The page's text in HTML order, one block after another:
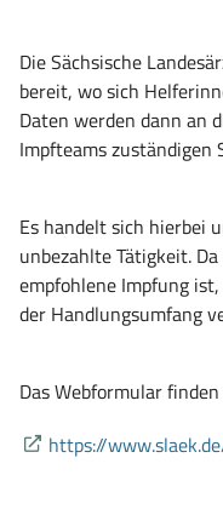
Die Sächsische
bereit, wo sich
Daten werden dann an
Impfteams zuständigen
Es handelt sich hierbei
unbezahlte Tätigkeit.
empfohlene Impfung
der Handlungsumfang
Das Webformular
https://